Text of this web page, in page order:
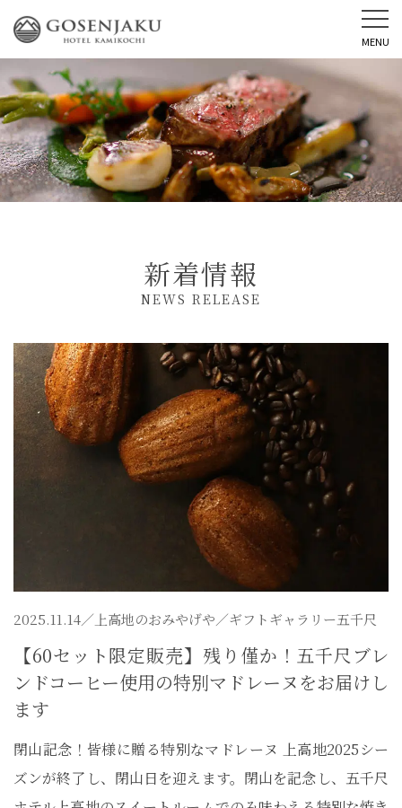
MENU
新着情報
NEWS RELEASE
2025.11.14／ 上高地のおみやげや／ギフトギャラリー五千尺
【60セット限定販売】残り僅か！五千尺ブレ
ンドコーヒー使用の特別マドレーヌをお届けし
ます
閉山記念！皆様に贈る特別なマドレーヌ 上高地2025シー
ズンが終了し、閉山日を迎えます。閉山を記念し、五千尺